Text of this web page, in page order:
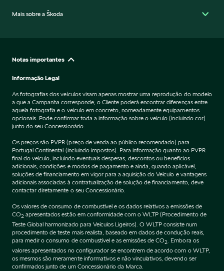
Mais sobre a Škoda
Notas importantes
Informação Legal
As fotografias dos veículos visam apenas mostrar uma reprodução do modelo
a que a Campanha corresponde; o Cliente poderá encontrar diferenças entre
aquela fotografia e o veículo em concreto, nomeadamente equipamentos
opcionais. Pode confirmar toda a informação sobre o veículo (incluindo cor)
junto do seu Concessionário.
Os preços são PVPR (preço de venda ao público recomendado) para
Portugal Continental (incluindo impostos). Para informação quanto ao PVPR
final do veículo, incluindo eventuais despesas, descontos ou benefícios
adicionais, condições e modos de pagamento e ainda, quando aplicável,
soluções de financiamento em vigor para a aquisição do Veículo e vantagens
adicionais associadas à contratualização de solução de financiamento, deve
contactar diretamente o seu Concessionário.
Os valores de consumo de combustível e os dados relativos a emissões de
CO2 apresentados estão em conformidade com o WLTP (Procedimento de
Teste Global harmonizado para Veículos Ligeiros). O WLTP consiste num
procedimento de teste mais realista, baseado em dados de condução reais,
para medir o consumo de combustível e as emissões de CO2 . Embora os
valores apresentados no configurador se encontrem de acordo com o WLTP,
os mesmos são meramente informativos e não vinculativos, devendo ser
confirmados junto de um Concessionário da Marca.